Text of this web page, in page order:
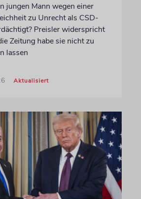
jungen Mann wegen einer
zu Unrecht als CSD-
Preisler widerspricht
Zeitung habe sie nicht zu
lassen
Aktualisiert